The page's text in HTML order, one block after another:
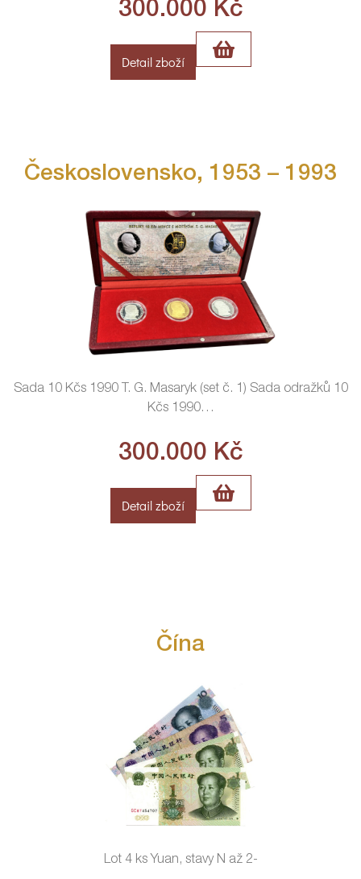
300.000 Kč
Detail zboží
Československo, 1953 – 1993
Sada 10 Kčs 1990 T. G. Masaryk (set č. 1) Sada odražků 10
Kčs 1990…
300.000 Kč
Detail zboží
Čína
Lot 4 ks Yuan, stavy N až 2-